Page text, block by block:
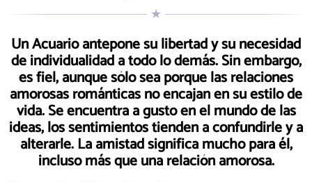
Un Acuario antepone su libertad y su necesidad
de individualidad a todo lo demás. Sin embargo,
es fiel, aunque sólo sea porque las relaciones
amorosas románticas no encajan en su estilo de
vida. Se encuentra a gusto en el mundo de las
ideas, los sentimientos tienden a confundirle y a
alterarle. La amistad significa mucho para él,
incluso más que una relación amorosa.